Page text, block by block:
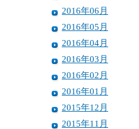
2016年06月
2016年05月
2016年04月
2016年03月
2016年02月
2016年01月
2015年12月
2015年11月